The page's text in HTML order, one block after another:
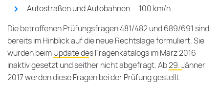
Autostraßen und Autobahnen ... 100 km/h
Die betroffenen Prüfungsfragen 481/482 und 689/691 sind
bereits im Hinblick auf die neue Rechtslage formuliert. Sie
wurden beimUpdate des Fragenkatalogs im März 2016
inaktiv gesetzt und seither nicht abgefragt. Ab29. Jänner
2017werden diese Fragen bei der Prüfung gestellt.